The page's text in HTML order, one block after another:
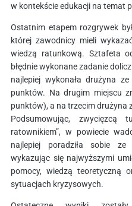
w kontekście edukacji na temat
Ostatnim etapem rozgrywek
której zawodnicy mieli
wiedzą ratunkową. Sztafeta
błędnie wykonane zadanie
najlepiej wykonała drużyna
punktów. Na drugim miejscu
punktów), a na trzecim drużyna
Podsumowując,
ratownikiem”, w powiecie
najlepiej poradziła sobie ze
wykazując się najwyższymi
pomocy, wiedzą teoretyczną
sytuacjach kryzysowych.